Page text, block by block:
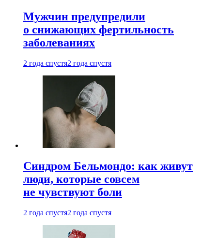
Мужчин предупредили
о снижающих фертильность
заболеваниях
2 года спустя2 года спустя
Синдром Бельмондо: как живут
люди, которые совсем
не чувствуют боли
2 года спустя2 года спустя